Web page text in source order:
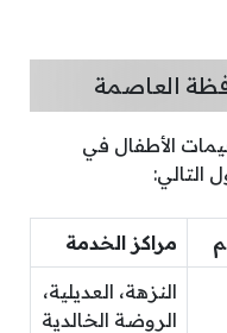
العاصمة
الأطفال في
التالي:
مراكز الخدمة
النزهة، العديلية،
الروضة الخالدية